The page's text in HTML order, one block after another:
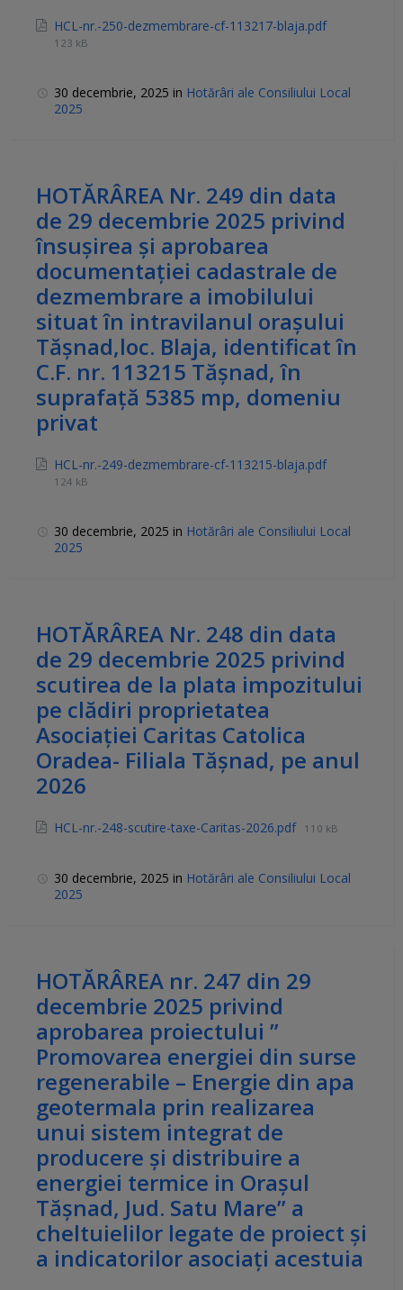
HCL-nr.-250-dezmembrare-cf-113217-blaja.pdf
123 kB
30 decembrie, 2025 in Hotărâri ale Consiliului Local
2025
HOTĂRÂREA Nr. 249 din data
de 29 decembrie 2025 privind
însuşirea și aprobarea
documentaţiei cadastrale de
dezmembrare a imobilului
situat în intravilanul orașului
Tășnad,loc. Blaja, identificat în
C.F. nr. 113215 Tășnad, în
suprafață 5385 mp, domeniu
privat
HCL-nr.-249-dezmembrare-cf-113215-blaja.pdf
124 kB
30 decembrie, 2025 in Hotărâri ale Consiliului Local
2025
HOTĂRÂREA Nr. 248 din data
de 29 decembrie 2025 privind
scutirea de la plata impozitului
pe clădiri proprietatea
Asociaţiei Caritas Catolica
Oradea- Filiala Tășnad, pe anul
2026
HCL-nr.-248-scutire-taxe-Caritas-2026.pdf 110 kB
30 decembrie, 2025 in Hotărâri ale Consiliului Local
2025
HOTĂRÂREA nr. 247 din 29
decembrie 2025 privind
aprobarea proiectului ”
Promovarea energiei din surse
regenerabile – Energie din apa
geotermala prin realizarea
unui sistem integrat de
producere și distribuire a
energiei termice in Orașul
Tășnad, Jud. Satu Mare” a
cheltuielilor legate de proiect și
a indicatorilor asociați acestuia